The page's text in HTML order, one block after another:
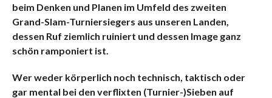
beim Denken und Planen im Umfeld des zweiten
Grand-Slam-Turniersiegers aus unseren Landen,
dessen Ruf ziemlich ruiniert und dessen Image ganz
schön ramponiert ist.
Wer weder körperlich noch technisch, taktisch oder
gar mental bei den verflixten (Turnier-)Sieben auf